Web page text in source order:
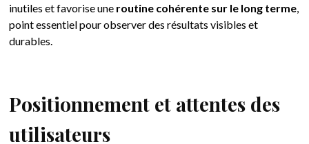
inutiles et favorise une routine cohérente sur le long terme,
point essentiel pour observer des résultats visibles et
durables.
Positionnement et attentes des
utilisateurs